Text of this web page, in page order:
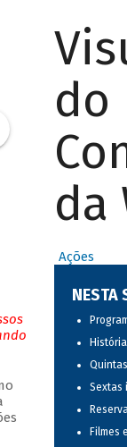
do
da
Ações
NESTA
História
Sextas
Filmes